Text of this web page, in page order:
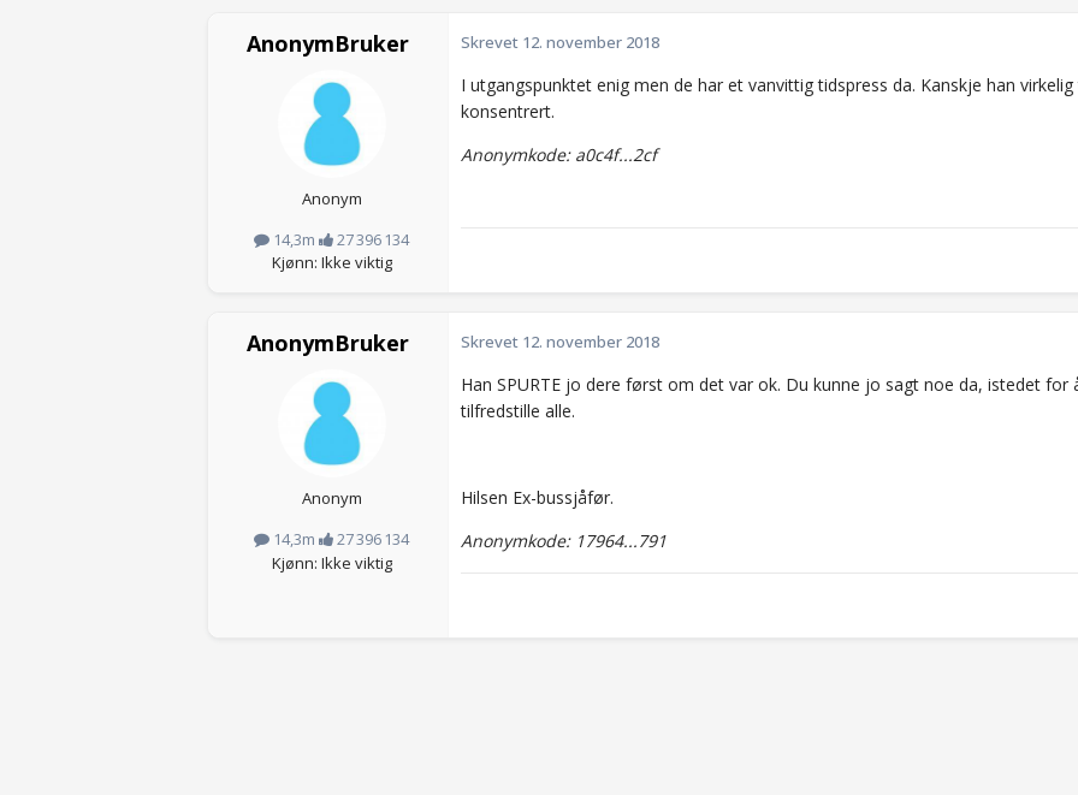
AnonymBruker
Anonym
14,3m
27 396 134
Kjønn: Ikke viktig
Skrevet 12. november 2018
I utgangspunktet enig men de har et vanvittig tidspress da. Kanskje han
konsentrert.
Anonymkode: a0c4f...2cf
AnonymBruker
Anonym
14,3m
27 396 134
Kjønn: Ikke viktig
Skrevet 12. november 2018
Han SPURTE jo dere først om det var ok. Du kunne jo sagt noe da, istedet
tilfredstille alle.
Hilsen Ex-bussjåfør.
Anonymkode: 17964...791